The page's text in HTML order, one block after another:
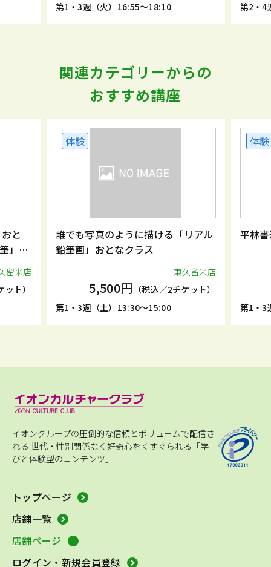
第1・3週（火）16:55～18:10
第2・4
関連カテゴリーからの
おすすめ講座
と
」
留米店
ト）
体験
誰でも写真のように描ける「リアル
鉛筆画」おとなクラス
東久留米店
5,500円 （税込／2チケット）
第1・3週（土）13:30～15:00
体験
平林
第1・3
イオングループの圧倒的な信頼とボリュームで配信さ
れる 世代・性別関係なく好奇心をくすぐられる「学
びと体験型のコンテンツ」
トップページ
店舗一覧
店舗ページ
ログイン・新規会員登録